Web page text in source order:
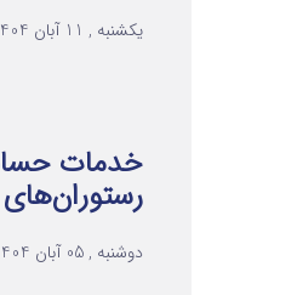
یکشنبه , 11 آبان 1404
خدمات
دوشنبه , 05 آبان 1404